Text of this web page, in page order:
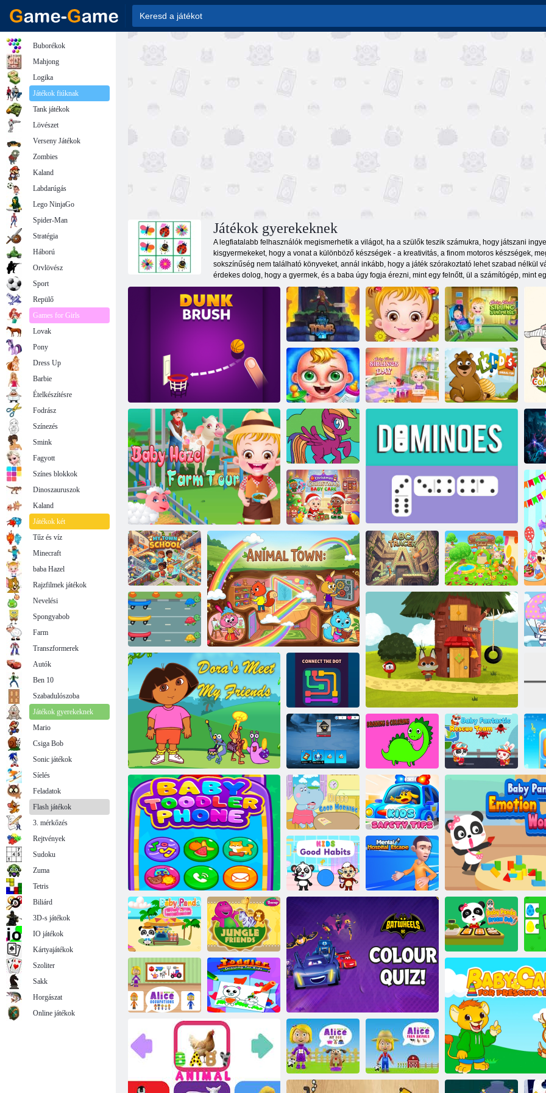
Játékok gyerekeknek
A legfiatalabb felhasználók megismerhetik a világot, ha a szülők teszik számukra, hogy játszani
kisgyermekeket, hogy a vonat a különböző készségek - a kreativitás, a finom motoros készségek,
sokszínűség nem található könyveket, annál inkább, hogy a játék szórakoztató lehet szabad nélkül
érdekes dolog, hogy a gyermek, és a baba úgy fogja érezni, mint egy felnőtt, ül a számítógép, mint
Dunk kefe
Apró sír:
Dungeon
Explorer
Baba Fun Time
Baby Hazel:
Testvéri
meglepetés
Napi babaápolás
Baba mogyoró:
Testvérek napja
Baba Hazel Farm Tour
Gyerekek Állati
Szórakozás
My Little Pony
kifestőkönyv
Dominó
Karácsonyi
babaápolás
Az én városi
iskolám
Állatváros
ABCs Tracer
Boldog napközi
történetek –
Iskola
WoodieHoo Animal Friends World
Turtle Color
Match Up
Dora találkozik a barátaimmal
Dot puzzle
pontokat
Memóriaháborúk Rajz és színezés
Baba
Fantasztikus
Mentőcsapat
Tipegő baba telefon
Víziló Jó reggelt
Biztonsági
tippek
gyerekeknek
Baby Panda
Gyerekek jó
szokásai
Elmegyógyintézeti
menekülés
Baby Panda
nyári vakáció
Barney dzsungel
barátok
Baby Panda
álommunka
foglalkozások
Tipegő rajz
gyerekeknek
Buborékok
Mahjong
Logika
Játékok fiúknak
Tank játékok
Lövészet
Verseny Játékok
Zombies
Kaland
Labdarúgás
Lego NinjaGo
Spider-Man
Stratégia
Háború
Orvlövész
Sport
Repülő
Games for Girls
Lovak
Pony
Dress Up
Barbie
Ételkészítésre
Fodrász
Színezés
Smink
Fagyott
Színes blokkok
Dinoszauruszok
Kaland
Játékok két
Tűz és víz
Minecraft
baba Hazel
Rajzfilmek játékok
Nevelési
Spongyabob
Farm
Transzformerek
Autók
Ben 10
Szabadulószoba
Játékok gyerekeknek
Mario
Csiga Bob
Sonic játékok
Síelés
Feladatok
Flash játékok
3. mérkőzés
Rejtvények
Sudoku
Zuma
Tetris
Biliárd
3D-s játékok
IO játékok
Kártyajátékok
Szoliter
Sakk
Horgászat
Online játékok